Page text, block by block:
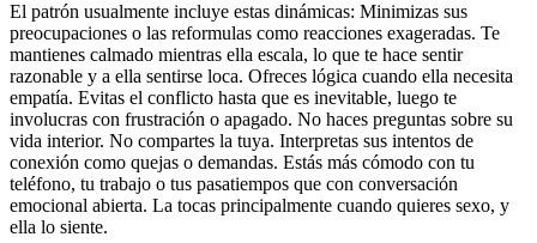
El patrón usualmente incluye estas dinámicas: Minimizas sus
preocupaciones o las reformulas como reacciones exageradas. Te
mantienes calmado mientras ella escala, lo que te hace sentir
razonable y a ella sentirse loca. Ofreces lógica cuando ella necesita
empatía. Evitas el conflicto hasta que es inevitable, luego te
involucras con frustración o apagado. No haces preguntas sobre su
vida interior. No compartes la tuya. Interpretas sus intentos de
conexión como quejas o demandas. Estás más cómodo con tu
teléfono, tu trabajo o tus pasatiempos que con conversación
emocional abierta. La tocas principalmente cuando quieres sexo, y
ella lo siente.